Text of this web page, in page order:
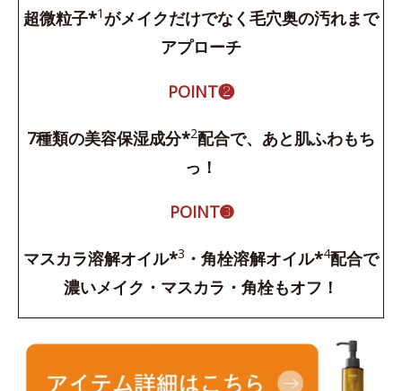
超微粒子*1 がメイクだけでなく毛穴奥の汚れまで
アプローチ
POINT❷
7種類の美容保湿成分*2配合で、あと肌ふわもち
っ！
POINT➌
マスカラ溶解オイル*3 ・角栓溶解オイル*4配合で
濃いメイク・マスカラ・角栓もオフ！